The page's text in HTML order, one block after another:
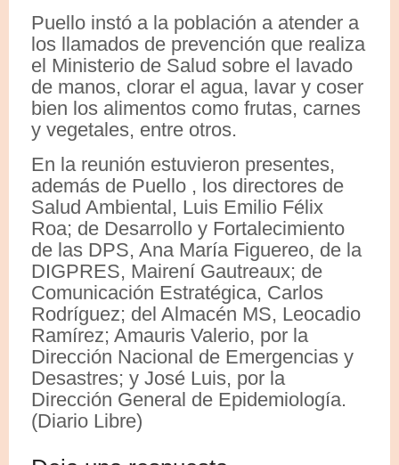
Puello instó a la población a atender a
los llamados de prevención que realiza
el Ministerio de Salud sobre el lavado
de manos, clorar el agua, lavar y coser
bien los alimentos como frutas, carnes
y vegetales, entre otros.
En la reunión estuvieron presentes,
además de Puello , los directores de
Salud Ambiental, Luis Emilio Félix
Roa; de Desarrollo y Fortalecimiento
de las DPS, Ana María Figuereo, de la
DIGPRES, Mairení Gautreaux; de
Comunicación Estratégica, Carlos
Rodríguez; del Almacén MS, Leocadio
Ramírez; Amauris Valerio, por la
Dirección Nacional de Emergencias y
Desastres; y José Luis, por la
Dirección General de Epidemiología.
(Diario Libre)